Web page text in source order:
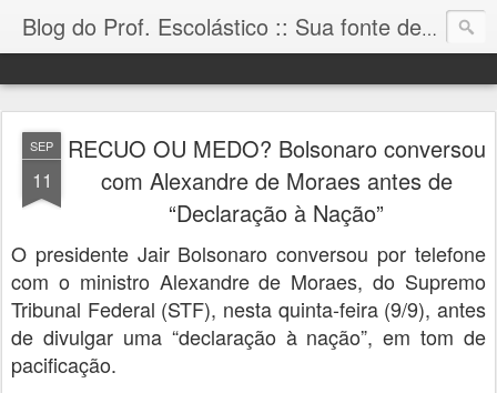
Blog do Prof. Escolástico :: Sua fonte de informação!
SEP
11
RECUO OU MEDO? Bolsonaro conversou
com Alexandre de Moraes antes de
“Declaração à Nação”
O presidente Jair Bolsonaro conversou por telefone
com o ministro Alexandre de Moraes, do Supremo
Tribunal Federal (STF), nesta quinta-feira (9/9), antes
de divulgar uma “declaração à nação”, em tom de
pacificação.